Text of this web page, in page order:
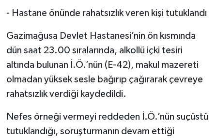
- Hastane önünde rahatsızlık veren kişi tutuklandı
Gazimağusa Devlet Hastanesi’nin ön kısmında
dün saat 23.00 sıralarında, alkollü içki tesiri
altında bulunan İ.Ö.’nün (E-42), makul mazereti
olmadan yüksek sesle bağırıp çağırarak çevreye
rahatsızlık verdiği kaydedildi.
Nefes örneği vermeyi reddeden İ.Ö.’nün suçüstü
tutuklandığı, soruşturmanın devam ettiği